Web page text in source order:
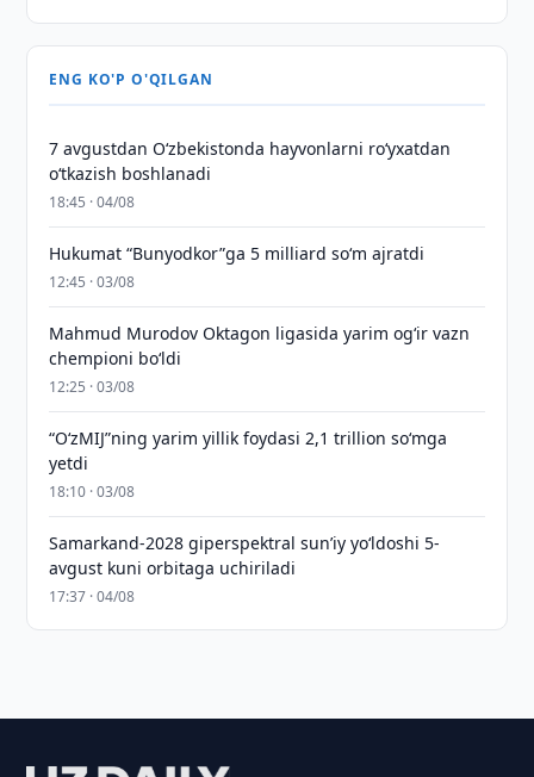
ENG KO'P O'QILGAN
7 avgustdan O‘zbekistonda hayvonlarni ro‘yxatdan
o‘tkazish boshlanadi
18:45 · 04/08
Hukumat “Bunyodkor”ga 5 milliard so‘m ajratdi
12:45 · 03/08
Mahmud Murodov Oktagon ligasida yarim og‘ir vazn
chempioni bo‘ldi
12:25 · 03/08
“O‘zMIJ”ning yarim yillik foydasi 2,1 trillion so‘mga
yetdi
18:10 · 03/08
Samarkand-2028 giperspektral sun’iy yo‘ldoshi 5-
avgust kuni orbitaga uchiriladi
17:37 · 04/08